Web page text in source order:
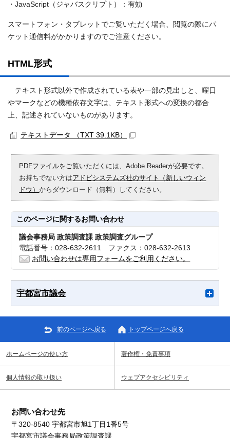
・JavaScript（ジャバスクリプト）：有効
スマートフォン・タブレットでご覧いただく場合、閲覧の際にパ
ケット通信料がかかりますのでご注意ください。
HTML形式
テキスト形式以外で作成されている表や一部の見出しと、曜日
やマークなどの機種依存文字は、テキスト形式への変換の都合
上、記述されていないものがあります。
テキストデータ （TXT 39.1KB）
PDFファイルをご覧いただくには、Adobe Readerが必要です。
お持ちでない方はアドビシステムズ社のサイト（新しいウィン
ドウ）からダウンロード（無料）してください。
このページに関するお問い合わせ
議会事務局 政策調査課 政策調査グループ
電話番号：028-632-2611 ファクス：028-632-2613
お問い合わせは専用フォームをご利用ください。
宇都宮市議会
前のページへ戻る トップページへ戻る
ホームページの使い方 著作権・免責事項
個人情報の取り扱い ウェブアクセシビリティ
お問い合わせ先
〒320-8540 宇都宮市旭1丁目1番5号
宇都宮市議会事務局政策調査課